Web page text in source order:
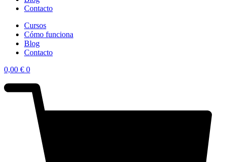
Contacto
Cursos
Cómo funciona
Blog
Contacto
0,00 € 0